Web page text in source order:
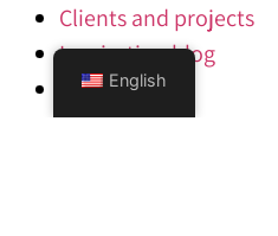
Clients and projects
Inspiration blog
צרו קשרEnglish